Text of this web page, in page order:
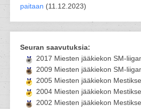
paitaan (11.12.2023)
Seuran saavutuksia:
2017 Miesten jääkiekon SM-
2009 Miesten jääkiekon SM-
2005 Miesten jääkiekon
2004 Miesten jääkiekon
2002 Miesten jääkiekon